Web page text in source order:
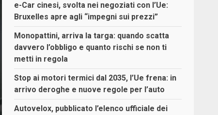
e-Car cinesi, svolta nei negoziati con l’Ue:
Bruxelles apre agli “impegni sui prezzi”
Monopattini, arriva la targa: quando scatta
davvero l’obbligo e quanto rischi se non ti
metti in regola
Stop ai motori termici dal 2035, l’Ue frena: in
arrivo deroghe e nuove regole per l’auto
Autovelox, pubblicato l’elenco ufficiale dei